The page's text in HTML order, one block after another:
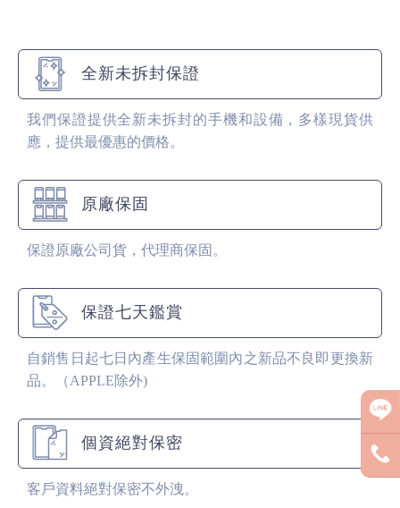
全新未拆封保證
我們保證提供全新未拆封的手機和設備，多樣現貨供
應，提供最優惠的價格。
原廠保固
保證原廠公司貨，代理商保固。
保證七天鑑賞
自銷售日起七日內產生保固範圍內之新品不良即更換新
品。（APPLE除外)
個資絕對保密
客戶資料絕對保密不外洩。